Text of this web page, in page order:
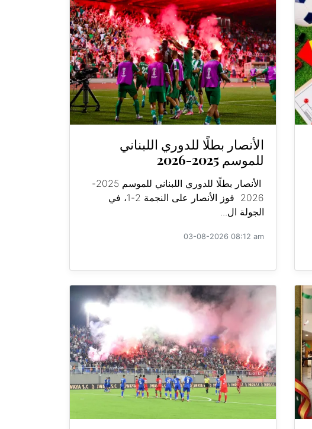
الأنصار بطلًا للدوري اللبناني
للموسم 2025-2026
الأنصار بطلًا للدوري اللبناني للموسم 2025-
2026 فوز الأنصار على النجمة 2-1، في
الجولة ال...
03-08-2026 08:12 am